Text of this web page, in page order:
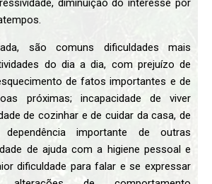
diminuição do interesse por
são comuns dificuldades mais
do dia a dia, com prejuízo de
de fatos importantes e de
próximas; incapacidade de viver
de cozinhar e de cuidar da casa, de
importante de outras
de ajuda com a higiene pessoal e
dificuldade para falar e se expressar